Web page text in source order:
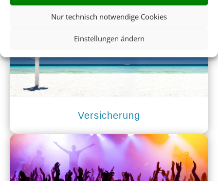
Nur technisch notwendige Cookies
Einstellungen ändern
Mietwagen
Versicherung